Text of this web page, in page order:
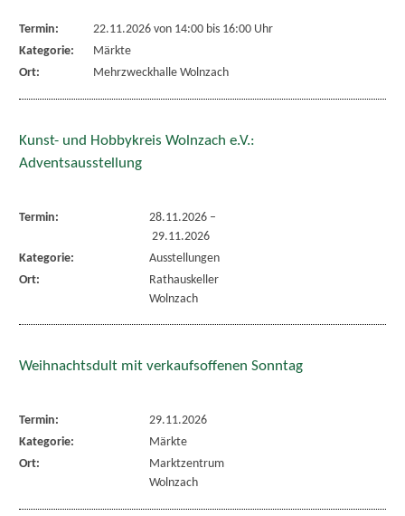
Termin: 22.11.2026 von 14:00bis 16:00 Uhr
Kategorie:
Märkte
Ort:
Mehrzweckhalle Wolnzach
Kunst- und Hobbykreis Wolnzach e.V.:
Adventsausstellung
Termin: 28.11.2026–
29.11.2026
Kategorie:
Ausstellungen
Ort:
Rathauskeller
Wolnzach
Weihnachtsdult mit verkaufsoffenen Sonntag
Termin:
29.11.2026
Kategorie:
Märkte
Ort:
Marktzentrum
Wolnzach